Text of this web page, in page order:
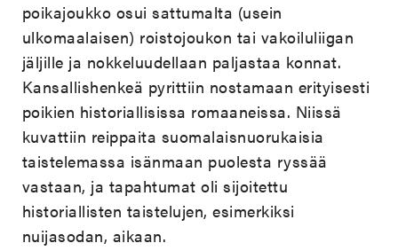
poikajoukko osui sattumalta (usein
ulkomaalaisen) roistojoukon tai vakoiluliigan
jäljille ja nokkeluudellaan paljastaa konnat.
Kansallishenkeä pyrittiin nostamaan erityisesti
poikien historiallisissa romaaneissa. Niissä
kuvattiin reippaita suomalaisnuorukaisia
taistelemassa isänmaan puolesta ryssää
vastaan, ja tapahtumat oli sijoitettu
historiallisten taistelujen, esimerkiksi
nuijasodan, aikaan.